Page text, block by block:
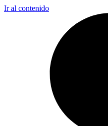
Ir al contenido